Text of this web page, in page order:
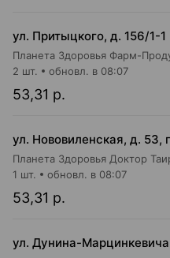
53,31 р.
2 шт. обновл. в 08:07
ул. Нововиленская, д. 53,
53,31 р.
1 шт. обновл. в 08:07